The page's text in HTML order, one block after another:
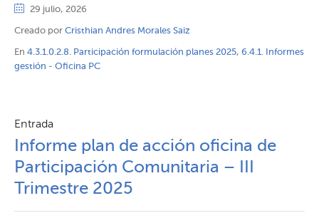
29 julio, 2026
Creado por Cristhian Andres Morales Saiz
En 4.3.1.0.2.8. Participación formulación planes 2025, 6.4.1. Informes
gestión - Oficina PC
Entrada
Informe plan de acción oficina de
Participación Comunitaria – III
Trimestre 2025